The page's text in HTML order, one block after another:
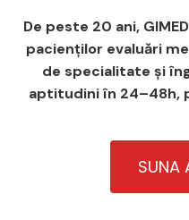
De peste 20 ani,
pacienților evaluări
de specialitate și
aptitudini în 24–48h,
SUNA